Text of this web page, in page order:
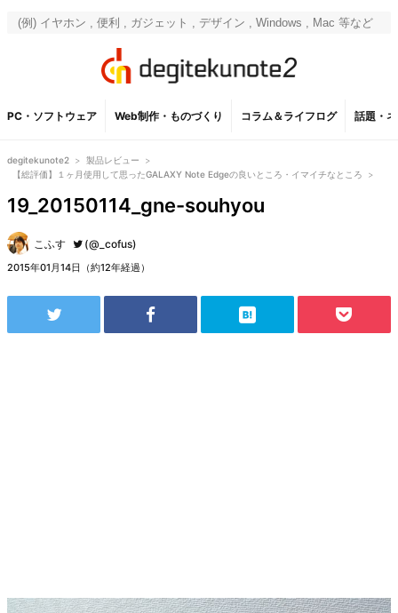
PC・ソフトウェア Web制作・ものづくり コラム＆ライフログ 話題・
degitekunote2 > 製品レビュー
>
【総評価】１ヶ月使用して思ったGALAXY Note Edgeの良いところ・イマイチなところ
>
19_20150114_gne-souhyou
こふす (@_cofus)
2015年01月14日（約12年経過）